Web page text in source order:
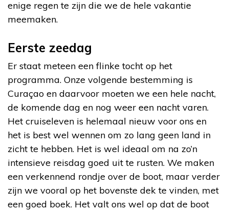
enige regen te zijn die we de hele vakantie
meemaken.
Eerste zeedag
Er staat meteen een flinke tocht op het
programma. Onze volgende bestemming is
Curaçao en daarvoor moeten we een hele nacht,
de komende dag en nog weer een nacht varen.
Het cruiseleven is helemaal nieuw voor ons en
het is best wel wennen om zo lang geen land in
zicht te hebben. Het is wel ideaal om na zo’n
intensieve reisdag goed uit te rusten. We maken
een verkennend rondje over de boot, maar verder
zijn we vooral op het bovenste dek te vinden, met
een goed boek. Het valt ons wel op dat de boot